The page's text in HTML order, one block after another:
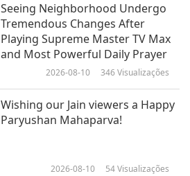
A Estória da Criação - Parte 1 de 4
O Sutra Surangama: Os Estados
Seeing Neighborhood Undergo
Tremendous Changes After
Playing Supreme Master TV Max
and Most Powerful Daily Prayer
2026-08-10 346Visualizações
Wishing our Jain viewers a Happy
Paryushan Mahaparva!
2026-08-10 54Visualizações